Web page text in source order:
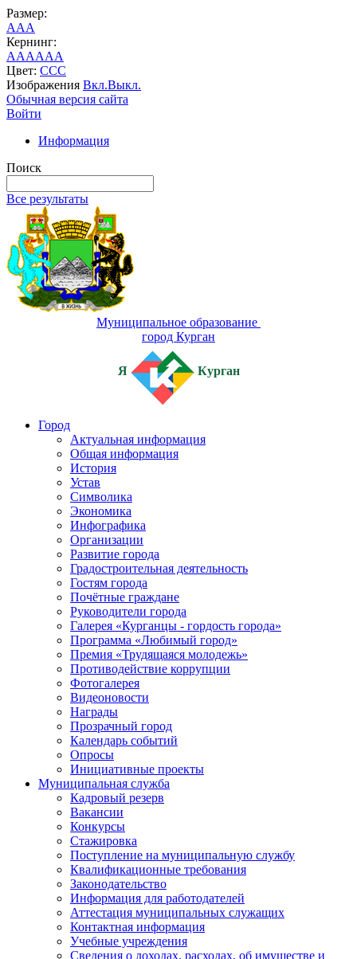
Размер:
AAA
Кернинг:
AAAAAA
Цвет: CCC
Изображения Вкл.Выкл.
Обычная версия сайта
Войти
Информация
Поиск
Все результаты
Муниципальное образование
город Курган
Я Курган
Город
Актуальная информация
Общая информация
История
Устав
Символика
Экономика
Инфографика
Организации
Развитие города
Градостроительная деятельность
Гостям города
Почётные граждане
Руководители города
Галерея «Курганцы - гордость города»
Программа «Любимый город»
Премия «Трудящаяся молодежь»
Противодействие коррупции
Фотогалерея
Видеоновости
Награды
Прозрачный город
Календарь событий
Опросы
Инициативные проекты
Муниципальная служба
Кадровый резерв
Вакансии
Конкурсы
Стажировка
Поступление на муниципальную службу
Квалификационные требования
Законодательство
Информация для работодателей
Аттестация муниципальных служащих
Контактная информация
Учебные учреждения
Сведения о доходах, расходах, об имуществе и